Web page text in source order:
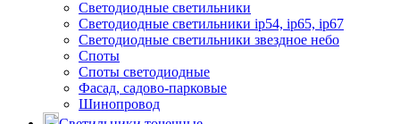
Светодиодные светильники
Светодиодные светильники ip54, ip65, ip67
Светодиодные светильники звездное небо
Споты
Споты светодиодные
Фасад, садово-парковые
Шинопровод